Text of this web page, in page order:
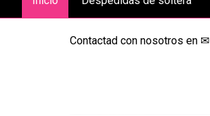
Contactad con nosotros en ✉